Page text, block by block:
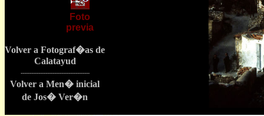
Foto
previa
Volver a Fotograf�as de
Calatayud
---------------------------------------
Volver a Men� inicial
de Jos� Ver�n